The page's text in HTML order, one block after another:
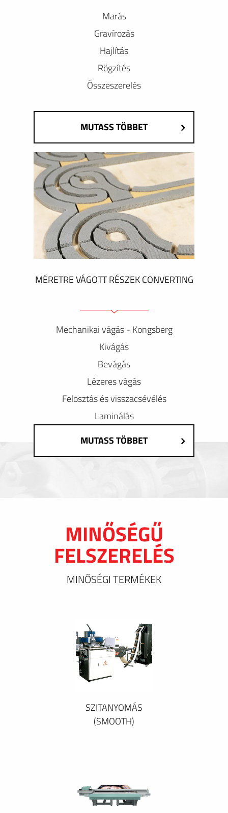
Marás
Gravírozás
Hajlítás
Rögzítés
Összeszerelés
MUTASS TÖBBET
MÉRETRE VÁGOTT RÉSZEK CONVERTING
Mechanikai vágás - Kongsberg
Kivágás
Bevágás
Lézeres vágás
Felosztás és visszacsévélés
Laminálás
MUTASS TÖBBET
MINŐSÉGŰ
FELSZERELÉS
MINŐSÉGI TERMÉKEK
SZITANYOMÁS
(SMOOTH)